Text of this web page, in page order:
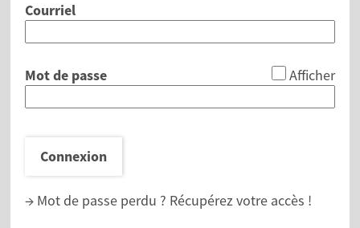
Courriel
Mot de passe Afficher
Connexion
→ Mot de passe perdu ? Récupérez votre accès !